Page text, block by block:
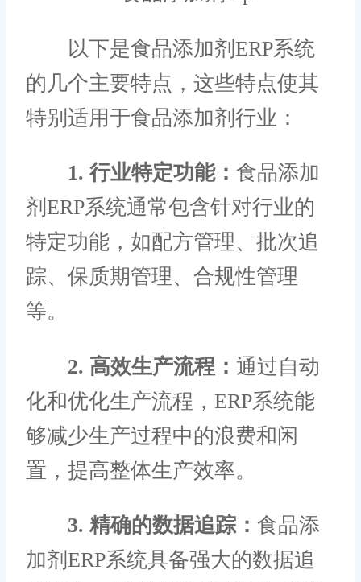
以下是食品添加剂ERP系统
的几个主要特点，这些特点使其
特别适用于食品添加剂行业：
1. 行业特定功能： 食品添加
剂ERP系统通常包含针对行业的
特定功能，如配方管理、批次追
踪、保质期管理、合规性管理
等。
2. 高效生产流程： 通过自动
化和优化生产流程，ERP系统能
够减少生产过程中的浪费和闲
置，提高整体生产效率。
3. 精确的数据追踪： 食品添
加剂ERP系统具备强大的数据追